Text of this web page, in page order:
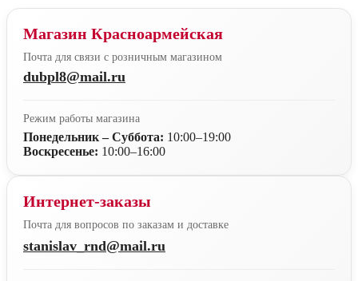
Магазин Красноармейская
Почта для связи с розничным магазином
dubpl8@mail.ru
Режим работы магазина
Понедельник – Суббота: 10:00–19:00
Воскресенье: 10:00–16:00
Интернет-заказы
Почта для вопросов по заказам и доставке
stanislav_rnd@mail.ru